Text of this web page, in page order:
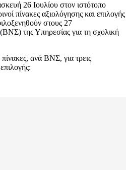
26 Ιουλίου στον ιστότοπο
πίνακες αξιολόγησης και επιλογής
στους 27
(ΒΝΣ) της Υπηρεσίας για τη σχολική
ανά ΒΝΣ, για τρεις